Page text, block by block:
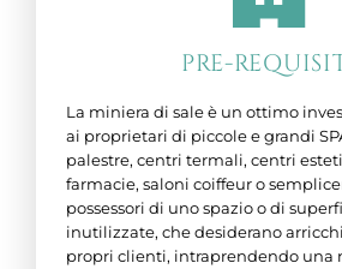
PRE-
La miniera di sale è un ottimo
ai proprietari di piccole e grandi
palestre, centri termali, centri
farmacie, saloni coiffeur o
possessori di uno spazio o di
inutilizzate, che desiderano
propri clienti, intraprendendo una